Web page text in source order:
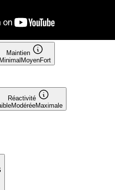
Maintien
Minimal MoyenFort
Réactivité
ModéréeMaximale